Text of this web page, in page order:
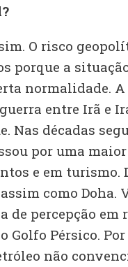
O risco
porque a
normalidade.
entre Irã e
Nas décadas
por uma
e em turismo.
como Doha.
de percepção em
Golfo Pérsico.
não